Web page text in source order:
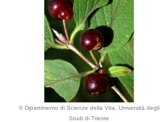
© Dipartimento di Scienze della Vita, Università degli
Studi di Trieste